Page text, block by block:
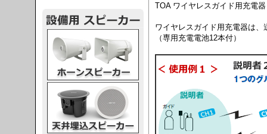
TOA ワイヤレスガイド用充電
ワイヤレスガイド用充電器は
（専用充電電池12本付）